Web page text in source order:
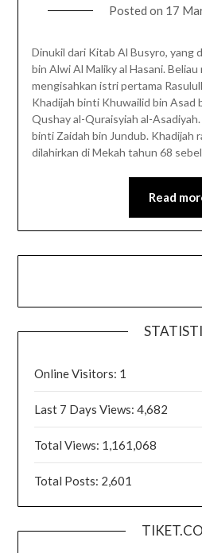
Posted on 17
Dinukil dari Kitab Al Busyro, yang
bin Alwi Al Maliky al Hasani. Beliau
mengisahkan istri pertama
Khadijah binti Khuwailid bin Asad
Qushay al-Quraisyiah al-
binti Zaidah bin Jundub. Khadijah
dilahirkan di Mekah tahun 68
Read
Online Visitors: 1
Last 7 Days Views:4,682
Total Views: 1,161,068
Total Posts: 2,601